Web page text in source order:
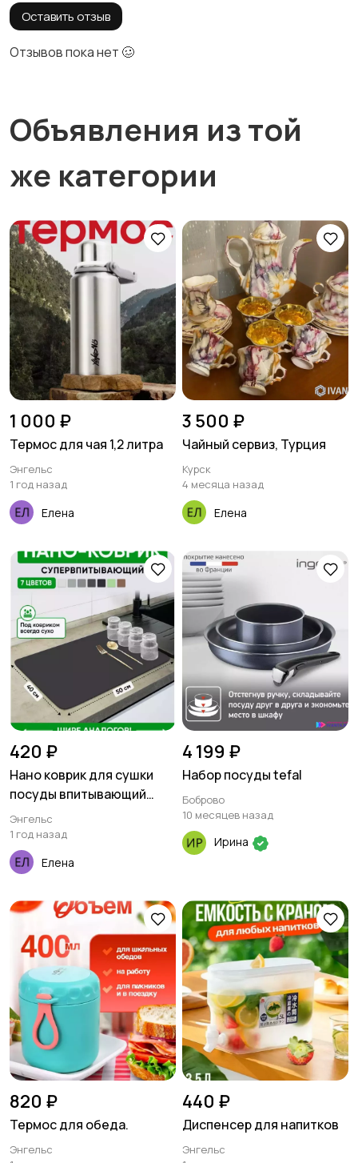
Оставить отзыв
Отзывов пока нет 🥴
Объявления из той
же категории
1 000 ₽
Термос для чая 1,2 литра
Энгельс
1 год назад
Елена
3 500 ₽
Чайный сервиз, Турция
Курск
4 месяца назад
Елена
420 ₽
Нано коврик для сушки
посуды впитывающий
диатомитовый 40х50
Энгельс
1 год назад
Елена
4 199 ₽
Набор посуды tefal
Боброво
10 месяцев назад
Ирина
820 ₽
Термос для обеда.
Энгельс
440 ₽
Диспенсер для напитков
Энгельс